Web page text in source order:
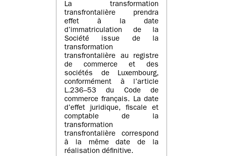
La transformation
transfrontalière prendra
effet à la date
d’immatriculation de la
Société issue de la
transformation
transfrontalière au registre
de commerce et des
sociétés de Luxembourg,
conformément à l’article
L.236–53 du Code de
commerce français. La date
d’effet juridique, fiscale et
comptable de la
transformation
transfrontalière correspond
à la même date de la
réalisation définitive.